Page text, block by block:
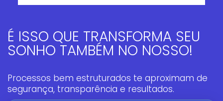
É ISSO QUE TRANSFORMA SEU
SONHO TAMBÉM NO NOSSO!
Processos bem estruturados te aproximam de
segurança, transparência e resultados.